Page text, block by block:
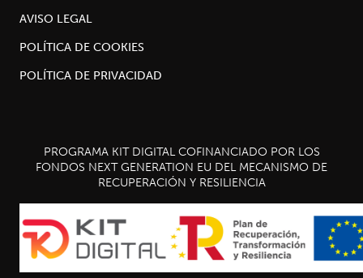
AVISO LEGAL
POLÍTICA DE COOKIES
POLÍTICA DE PRIVACIDAD
PROGRAMA KIT DIGITAL COFINANCIADO POR LOS
FONDOS NEXT GENERATION EU DEL MECANISMO DE
RECUPERACIÓN Y RESILIENCIA